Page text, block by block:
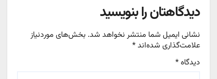
دیدگاهتان را بنویسید
نشانی ایمیل شما منتشر نخواهد شد. بخش‌های موردنیاز
علامت‌گذاری شده‌اند*
دیدگاه*